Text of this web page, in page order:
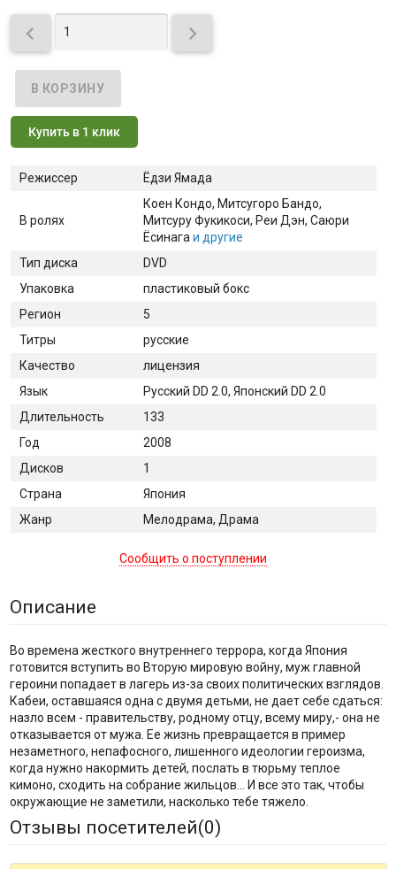
 
Купить в 1 клик
Режиссер Ёдзи Ямада
В ролях
Коен Кондо, Митсугоро Бандо,
Митсуру Фукикоси, Реи Дэн, Саюри
Ёсинага и другие
Тип диска
DVD
Упаковка
пластиковый бокс
Регион
5
Титры
русские
Качество
лицензия
Язык
Русский DD 2.0, Японский DD 2.0
Длительность
133
Год
2008
Дисков
1
Страна
Япония
Жанр
Мелодрама, Драма
Сообщить о поступлении
Описание
Во времена жесткого внутреннего террора, когда Япония
готовится вступить во Вторую мировую войну, муж главной
героини попадает в лагерь из-за своих политических взглядов.
Кабеи, оставшаяся одна с двумя детьми, не дает себе сдаться:
назло всем - правительству, родному отцу, всему миру,- она не
отказывается от мужа. Ее жизнь превращается в пример
незаметного, непафосного, лишенного идеологии героизма,
когда нужно накормить детей, послать в тюрьму теплое
кимоно, сходить на собрание жильцов… И все это так, чтобы
окружающие не заметили, насколько тебе тяжело.
Отзывы посетителей(0)